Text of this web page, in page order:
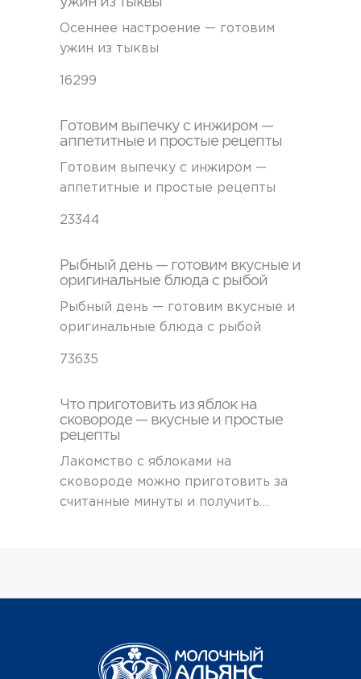
Осеннее настроение — готовим
ужин из тыквы
16299
Готовим выпечку с инжиром —
аппетитные и простые рецепты
Готовим выпечку с инжиром —
аппетитные и простые рецепты
23344
Рыбный день — готовим вкусные и
оригинальные блюда с рыбой
Рыбный день — готовим вкусные и
оригинальные блюда с рыбой
73635
Что приготовить из яблок на
сковороде — вкусные и простые
рецепты
Лакомство с яблоками на
сковороде можно приготовить за
считанные минуты и получить…